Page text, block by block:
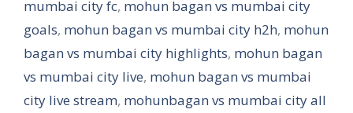
mumbai city fc, mohun bagan vs mumbai city
goals, mohun bagan vs mumbai city h2h, mohun
bagan vs mumbai city highlights, mohun bagan
vs mumbai city live, mohun bagan vs mumbai
city live stream, mohunbagan vs mumbai city all